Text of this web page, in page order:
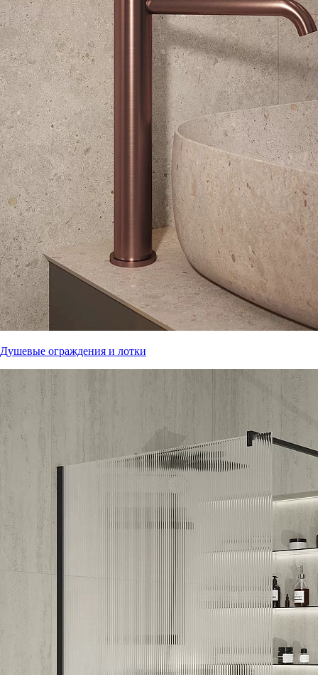
Душевые ограждения и лотки